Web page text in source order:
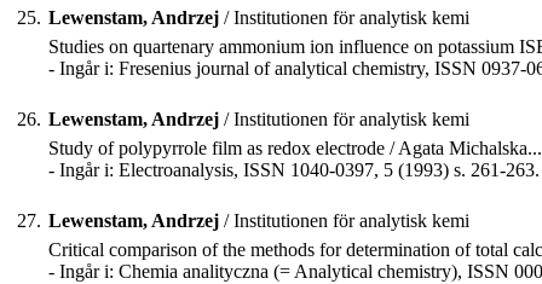
25. Lewenstam, Andrzej / Institutionen för analytisk kemi
Studies on quartenary ammonium ion influence on potassium
- Ingår i: Fresenius journal of analytical chemistry, ISSN 0937-
26. Lewenstam, Andrzej / Institutionen för analytisk kemi
Study of polypyrrole film as redox electrode / Agata
- Ingår i: Electroanalysis, ISSN 1040-0397, 5 (1993) s. 261-263.
27. Lewenstam, Andrzej / Institutionen för analytisk kemi
Critical comparison of the methods for determination of total
- Ingår i: Chemia analityczna (= Analytical chemistry), ISSN